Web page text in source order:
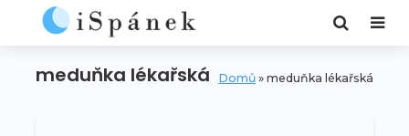
meduňka lékařská Domů » meduňka lékařská